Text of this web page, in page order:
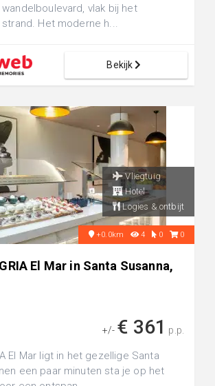
vlak bij het
Het moderne h...
Bekijk
Vliegtuig
Hotel
Logies & ontbijt
+0.0km 4 0 0
El Mar in Santa Susanna,
+/- € 361 p.p.
El Mar ligt in het gezellige Santa
een paar minuten sta je op het